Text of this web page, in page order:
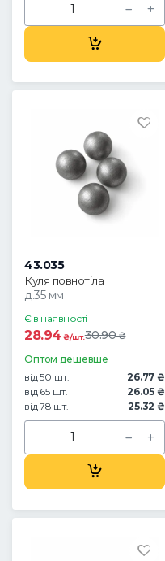
43.035
Куля повнотіла
д.35 мм
Є в наявності
28.94₴/шт.30.90₴
Оптом дешевше
від 50 шт.
26.77 ₴
від 65 шт.
26.05 ₴
від 78 шт.
25.32 ₴